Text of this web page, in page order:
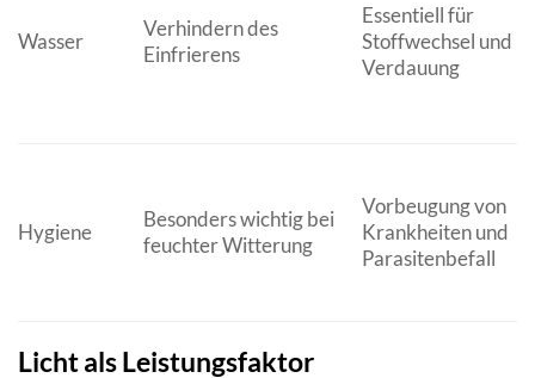
Wasser
Verhindern des
Einfrierens
Essentiell für
Stoffwechsel und
Verdauung
Hygiene
Besonders wichtig bei
feuchter Witterung
Vorbeugung von
Krankheiten und
Parasitenbefall
Licht als Leistungsfaktor